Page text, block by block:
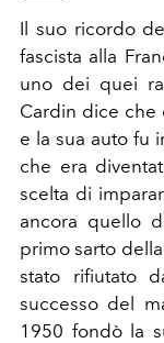
Il suo ricordo
fascista alla
uno dei quei
Cardin dice che
e la sua auto fu
che era
scelta di
ancora quello
primo sarto
stato rifiutato
successo del
1950 fondò la